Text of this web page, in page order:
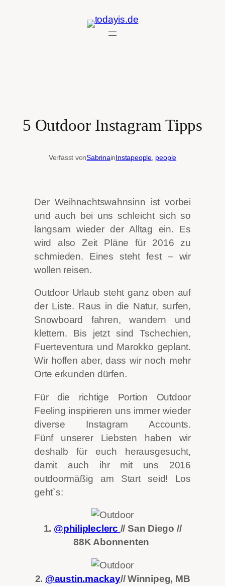
5 Outdoor Instagram Tipps
Verfasst vonSabrinainInstapeople, people
Der Weihnachtswahnsinn ist vorbei
und auch bei uns schleicht sich so
langsam wieder der Alltag ein. Es
wird also Zeit Pläne für 2016 zu
schmieden. Eines steht fest – wir
wollen reisen.
Outdoor Urlaub steht ganz oben auf
der Liste. Raus in die Natur, surfen,
Snowboard fahren, wandern und
klettern. Bis jetzt sind Tschechien,
Fuerteventura und Marokko geplant.
Wir hoffen aber, dass wir noch mehr
Orte erkunden dürfen.
Für die richtige Portion Outdoor
Feeling inspirieren uns immer wieder
diverse Instagram Accounts.
Fünf unserer Liebsten haben wir
deshalb für euch herausgesucht,
damit auch ihr mit uns 2016
outdoormäßig am Start seid! Los
geht`s:
1. @philipleclerc // San Diego //
88K Abonnenten
2. @austin.mackay// Winnipeg, MB